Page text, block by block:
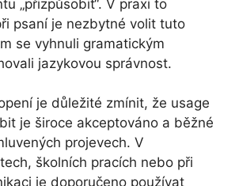
„přizpůsobit“. V praxi to
psaní je nezbytné volit tuto
se vyhnuli gramatickým
jazykovou správnost.
je důležité zmínit, že usage
je široce akceptováno a běžné
projevech. V
školních pracích nebo při
je doporučeno používat